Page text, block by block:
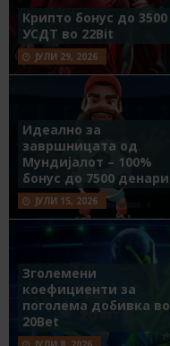
Крипто бонус до 3500
УСДТ во 22Bit
ЈУЛИ 29, 2026
Идеално за
завршницата од
Мундијалот – 100%
бонус до 7500 денари
ЈУЛИ 15, 2026
Зголемени
коефициенти за
поголема добивка во
20Bet